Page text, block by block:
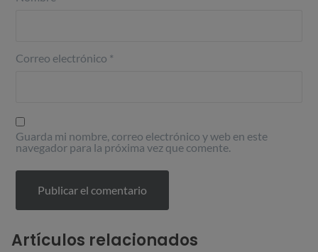
Correo electrónico *
Guarda mi nombre, correo electrónico y web en este
navegador para la próxima vez que comente.
Artículos relacionados